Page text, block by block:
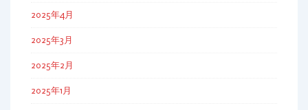
2025年4月
2025年3月
2025年2月
2025年1月